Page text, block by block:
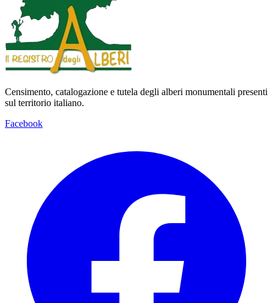
Censimento, catalogazione e tutela degli alberi monumentali presenti
sul territorio italiano.
Facebook